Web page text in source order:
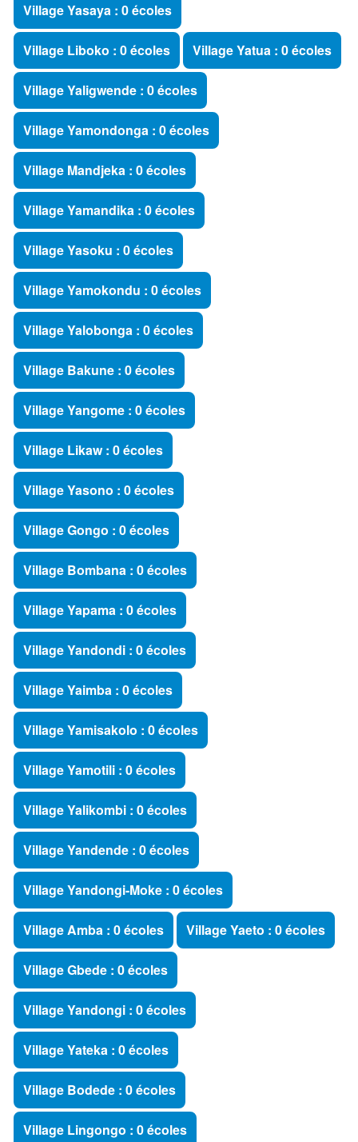
Village Yasaya : 0 écoles
Village Liboko : 0 écoles Village Yatua : 0 écoles
Village Yaligwende : 0 écoles
Village Yamondonga : 0 écoles
Village Mandjeka : 0 écoles
Village Yamandika : 0 écoles
Village Yasoku : 0 écoles
Village Yamokondu : 0 écoles
Village Yalobonga : 0 écoles
Village Bakune : 0 écoles
Village Yangome : 0 écoles
Village Likaw : 0 écoles
Village Yasono : 0 écoles
Village Gongo : 0 écoles
Village Bombana : 0 écoles
Village Yapama : 0 écoles
Village Yandondi : 0 écoles
Village Yaimba : 0 écoles
Village Yamisakolo : 0 écoles
Village Yamotili : 0 écoles
Village Yalikombi : 0 écoles
Village Yandende : 0 écoles
Village Yandongi-Moke : 0 écoles
Village Amba : 0 écoles Village Yaeto : 0 écoles
Village Gbede : 0 écoles
Village Yandongi : 0 écoles
Village Yateka : 0 écoles
Village Bodede : 0 écoles
Village Lingongo : 0 écoles